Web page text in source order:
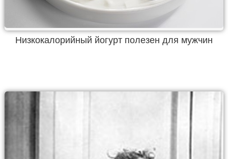
Низкокалорийный йогурт полезен для мужчин